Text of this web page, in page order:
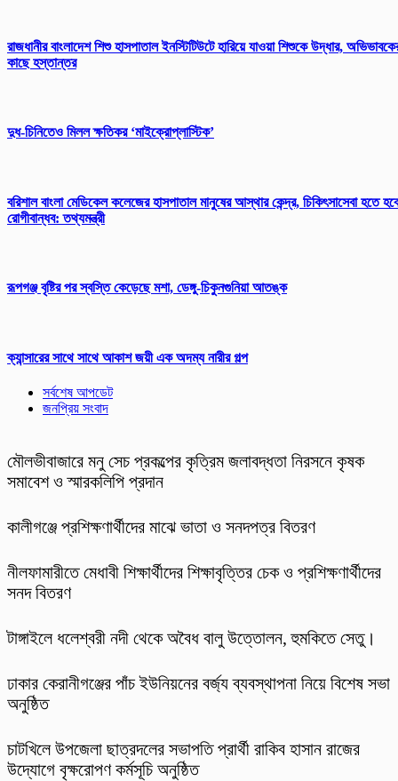
রাজধানীর বাংলাদেশ শিশু হাসপাতাল ইনস্টিটিউটে হারিয়ে যাওয়া শিশুকে উদ্ধার,
কাছে হস্তান্তর
দুধ-চিনিতেও মিলল ক্ষতিকর ‘মাইক্রোপ্লাস্টিক’
বরিশাল বাংলা মেডিকেল কলেজের হাসপাতাল মানুষের আস্থার কেন্দ্র, চিকিৎসাসেবা হতে হবে
রোগীবান্ধব: তথ্যমন্ত্রী
রূপগঞ্জ বৃষ্টির পর স্বস্তি কেড়েছে মশা, ডেঙ্গু-চিকুনগুনিয়া আতঙ্ক
ক্যান্সারের সাথে সাথে আকাশ জয়ী এক অদম্য নারীর গল্প
সর্বশেষ আপডেট
জনপ্রিয় সংবাদ
মৌলভীবাজারে মনু সেচ প্রকল্পের কৃত্রিম জলাবদ্ধতা নিরসনে কৃষক
সমাবেশ ও স্মারকলিপি প্রদান
কালীগঞ্জে প্রশিক্ষণার্থীদের মাঝে ভাতা ও সনদপত্র বিতরণ
নীলফামারীতে মেধাবী শিক্ষার্থীদের শিক্ষাবৃত্তির চেক ও প্রশিক্ষণার্থীদের
সনদ বিতরণ
টাঙ্গাইলে ধলেশ্বরী নদী থেকে অবৈধ বালু উত্তোলন, হুমকিতে সেতু।
ঢাকার কেরানীগঞ্জের পাঁচ ইউনিয়নের বর্জ্য ব্যবস্থাপনা নিয়ে বিশেষ সভা
অনুষ্ঠিত
চাটখিলে উপজেলা ছাত্রদলের সভাপতি প্রার্থী রাকিব হাসান রাজের
উদ্যোগে বৃক্ষরোপণ কর্মসূচি অনুষ্ঠিত